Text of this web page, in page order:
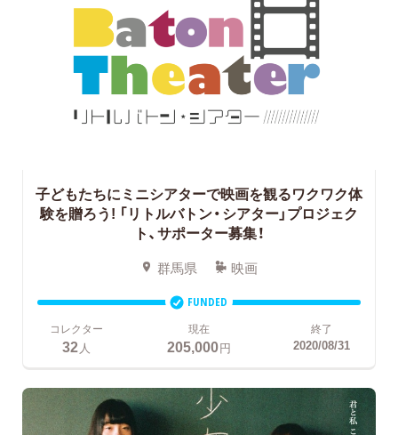
子どもたちにミニシアターで映画を観るワクワク体
験を贈ろう! 「リトルバトン・シアター」プロジェク
ト、サポーター募集！
群馬県 映画
FUNDED
コレクター
32人
現在
205,000円
終了
2020/08/31